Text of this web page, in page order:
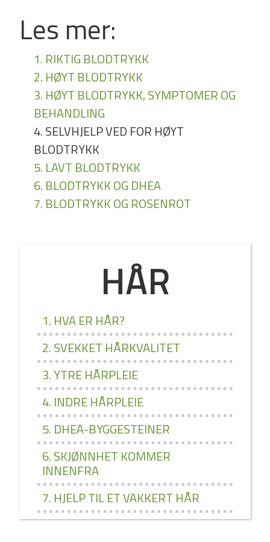
Les mer:
1. RIKTIG BLODTRYKK
2. HØYT BLODTRYKK
3. HØYT BLODTRYKK, SYMPTOMER OG
BEHANDLING
4. SELVHJELP VED FOR HØYT
BLODTRYKK
5. LAVT BLODTRYKK
6. BLODTRYKK OG DHEA
7. BLODTRYKK OG ROSENROT
HÅR
1. HVA ER HÅR?
2. SVEKKET HÅRKVALITET
3. YTRE HÅRPLEIE
4. INDRE HÅRPLEIE
5. DHEA­-BYGGESTEINER
6. SKJØNNHET KOMMER
INNENFRA
7. HJELP TIL ET VAKKERT HÅR